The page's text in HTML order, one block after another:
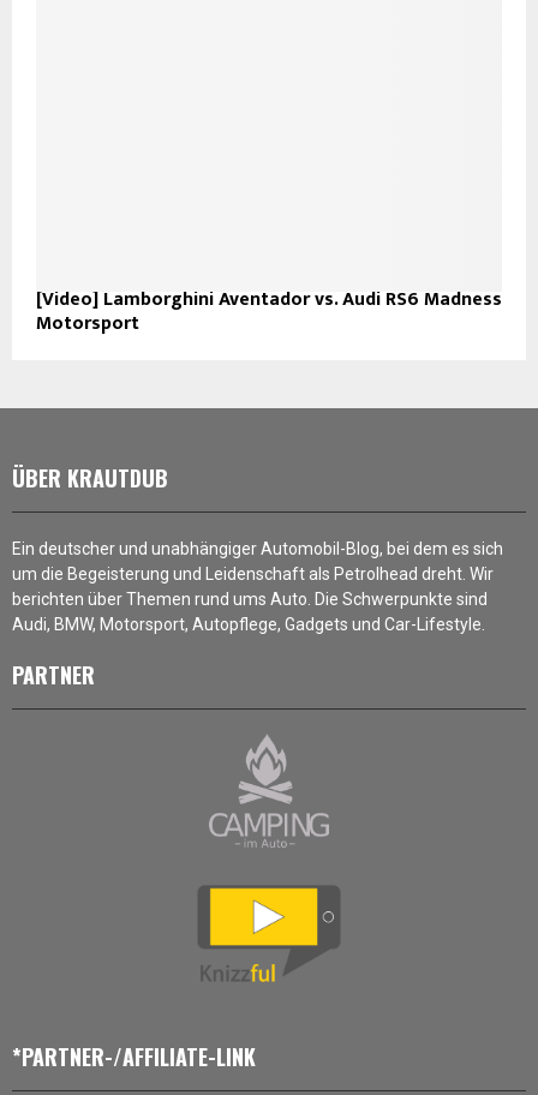
[Video] Lamborghini Aventador vs. Audi RS6 Madness
Motorsport
ÜBER KRAUTDUB
Ein deutscher und unabhängiger Automobil-Blog, bei dem es sich
um die Begeisterung und Leidenschaft als Petrolhead dreht. Wir
berichten über Themen rund ums Auto. Die Schwerpunkte sind
Audi, BMW, Motorsport, Autopflege, Gadgets und Car-Lifestyle.
PARTNER
*PARTNER-/AFFILIATE-LINK